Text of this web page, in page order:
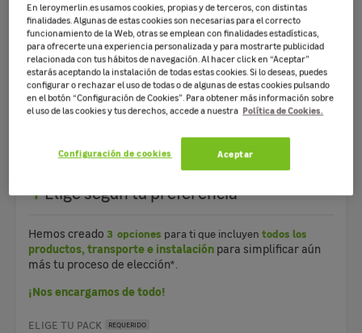
Nosotros nos encargamos de TODO: de entregar la mercancía, de
realizar la obra y de recoger todo al finalizar*.
*(Servicio de retirada de escombro no incluido, consulte
condiciones en tienda)
1 Elige según tu preferencia
Hemos creado 3 opciones para ti que incluyen todos los
productos, transporte e instalación para simplificar aún
más tu proceso de elección*.
¡Nos encargamos de todo!
ELIGE TU PACK REQUERIDO
En leroymerlin.es usamos cookies, propias y de terceros, con distintas
finalidades. Algunas de estas cookies son necesarias para el correcto
funcionamiento de la Web, otras se emplean con finalidades estadísticas,
para ofrecerte una experiencia personalizada y para mostrarte publicidad
relacionada con tus hábitos de navegación. Al hacer click en “Aceptar”
estarás aceptando la instalación de todas estas cookies. Si lo deseas, puedes
configurar o rechazar el uso de todas o de algunas de estas cookies pulsando
en el botón “Configuración de Cookies”. Para obtener más información sobre
el uso de las cookies y tus derechos, accede a nuestra Política de Cookies.
Aceptar
Configuración de cookies